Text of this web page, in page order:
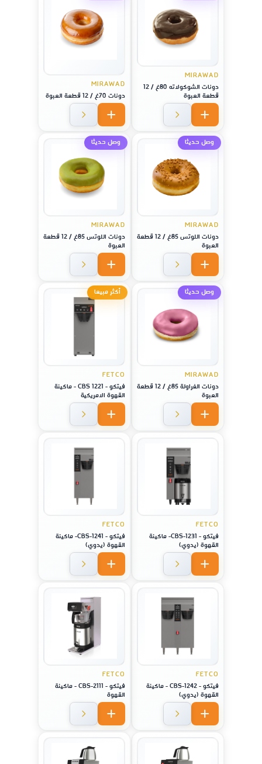
MIRAWAD
دونات الشوكولاته 80غ / 12
قطعة العبوة
MIRAWAD
دونات 70غ / 12 قطعة العبوة
وصل حديثا
MIRAWAD
دونات اللوتس 85غ / 12 قطعة
العبوة
وصل حديثا
MIRAWAD
دونات اللوتس 85غ / 12 قطعة
العبوة
وصل حديثا
MIRAWAD
دونات الفراولة 85غ / 12 قطعة
العبوة
أكثر مبيعا
FETCO
فيتكو - CBS 1221 - ماكينة
القهوة الامريكية
FETCO
فيتكو - CBS-1231- ماكينة
القهوة (يدوي)
FETCO
فيتكو - CBS-1241- ماكينة
القهوة (يدوي)
FETCO
فيتكو - CBS-1242 - ماكينة
القهوة (يدوي)
FETCO
فيتكو - CBS-2111 - ماكينة
القهوة